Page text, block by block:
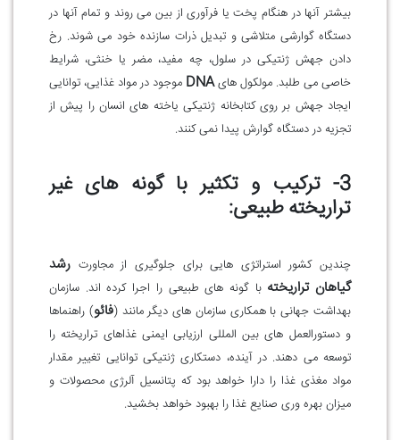
بیشتر آنها در هنگام پخت یا فرآوری از بین می روند و تمام آنها در
دستگاه گوارشی متلاشی و تبدیل ذرات سازنده خود می شوند. رخ
دادن جهش ژنتیکی در سلول، چه مفید، مضر یا خنثی، شرایط
خاصی می طلبد. مولکول های DNA موجود در مواد غذایی، توانایی
ایجاد جهش بر روی کتابخانه ژنتیکی یاخته های انسان را پیش از
تجزیه در دستگاه گوارش پیدا نمی کنند.
3- ترکیب و تکثیر با گونه های غیر
تراریخته طبیعی:
چندین کشور استراتژی هایی برای جلوگیری از مجاورت رشد
گیاهان تراریخته با گونه های طبیعی را اجرا کرده اند. سازمان
بهداشت جهانی با همکاری سازمان های دیگر مانند (فائو) راهنماها
و دستورالعمل های بین المللی ارزیابی ایمنی غذاهای تراریخته را
توسعه می دهند. در آینده، دستکاری ژنتیکی توانایی تغییر مقدار
مواد مغذی غذا را دارا خواهد بود که پتانسیل آلرژی محصولات و
میزان بهره وری صنایع غذا را بهبود خواهد بخشید.